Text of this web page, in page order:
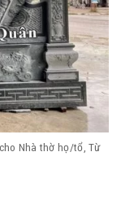
Nhà thờ họ/tổ, Từ